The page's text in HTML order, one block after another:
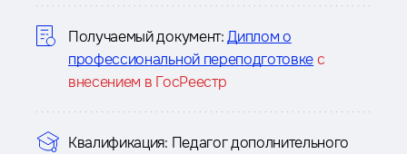
курсеПолучаемый документ: Диплом о
профессиональной переподготовкес
внесением в ГосРеестр
Квалификация: Педагог дополнительного